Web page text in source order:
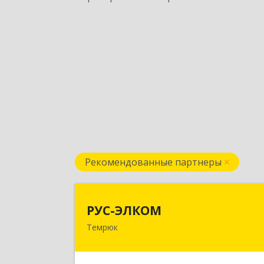
Рекомендованные партнеры
РУС-ЭЛКОМ
Темрюк